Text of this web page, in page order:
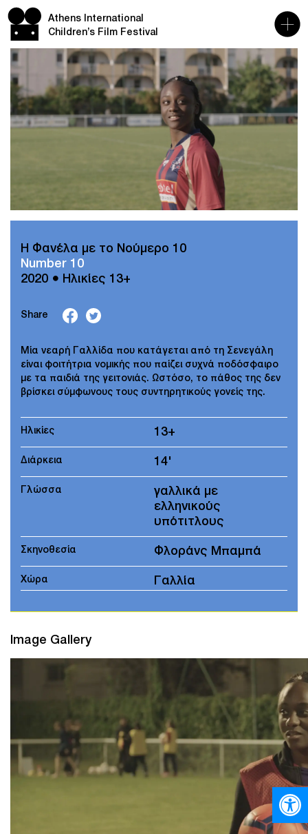
Athens International
Children’s Film Festival
Η Φανέλα με το Νούμερο 10
Number 10
2020 ● Ηλικίες 13+
Share
Μία νεαρή Γαλλίδα που κατάγεται από τη Σενεγάλη
είναι φοιτήτρια νομικής που παίζει συχνά ποδόσφαιρο
με τα παιδιά της γειτονιάς. Ωστόσο, το πάθος της δεν
βρίσκει σύμφωνους τους συντηρητικούς γονείς της.
Ηλικίες 13+
Διάρκεια 14'
Γλώσσα
γαλλικά με
ελληνικούς
υπότιτλους
Σκηνοθεσία Φλοράνς Μπαμπά
Χώρα Γαλλία
Image Gallery